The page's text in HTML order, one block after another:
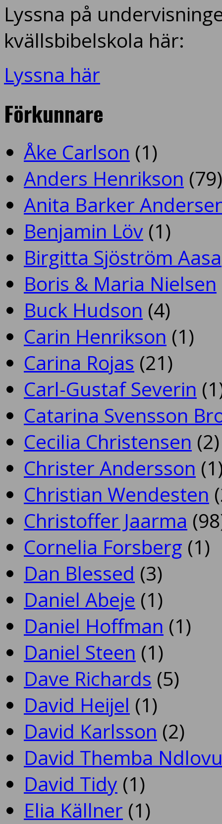
Lyssna på
kvällsbibelskola här:
Lyssna här
Förkunnare
Åke Carlson (1)
Anders Henrikson (79)
Anita Barker
Benjamin Löv (1)
Birgitta Sjöström Aasa
Boris & Maria Nielsen
Buck Hudson (4)
Carin Henrikson (1)
Carina Rojas (21)
Carl-Gustaf Severin
Catarina Svensson
Cecilia Christensen (2)
Christer Andersson
Christian Wendesten
Christoffer Jaarma
Cornelia Forsberg (1)
Dan Blessed (3)
Daniel Abeje (1)
Daniel Hoffman (1)
Daniel Steen (1)
Dave Richards (5)
David Heijel (1)
David Karlsson (2)
David Themba
David Tidy (1)
Elia Källner (1)